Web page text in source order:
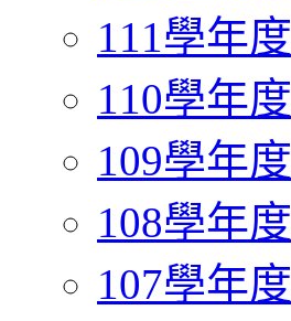
111學年度
110學年度
109學年度
108學年度
107學年度